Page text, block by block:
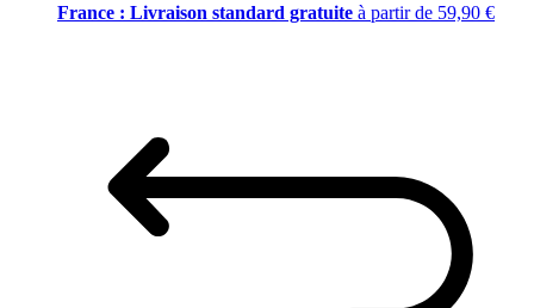
France : Livraison standard gratuite à partir de 59,90 €